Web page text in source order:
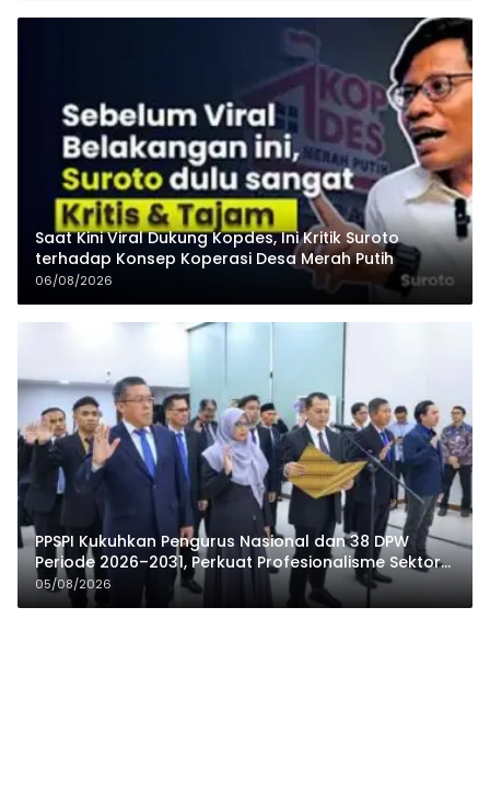
Saat Kini Viral Dukung Kopdes, Ini Kritik Suroto
terhadap Konsep Koperasi Desa Merah Putih
06/08/2026
PPSPI Kukuhkan Pengurus Nasional dan 38 DPW
Periode 2026–2031, Perkuat Profesionalisme Sektor
Publik
05/08/2026